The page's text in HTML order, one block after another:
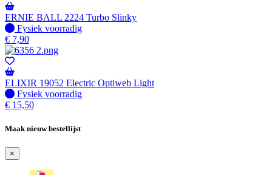
ERNIE BALL 2224 Turbo Slinky
Fysiek voorradig
Fysiek voorradig
€ 7,90
ELIXIR 19052 Electric Optiweb Light
Fysiek voorradig
Fysiek voorradig
€ 15,50
Maak nieuw bestellijst
×